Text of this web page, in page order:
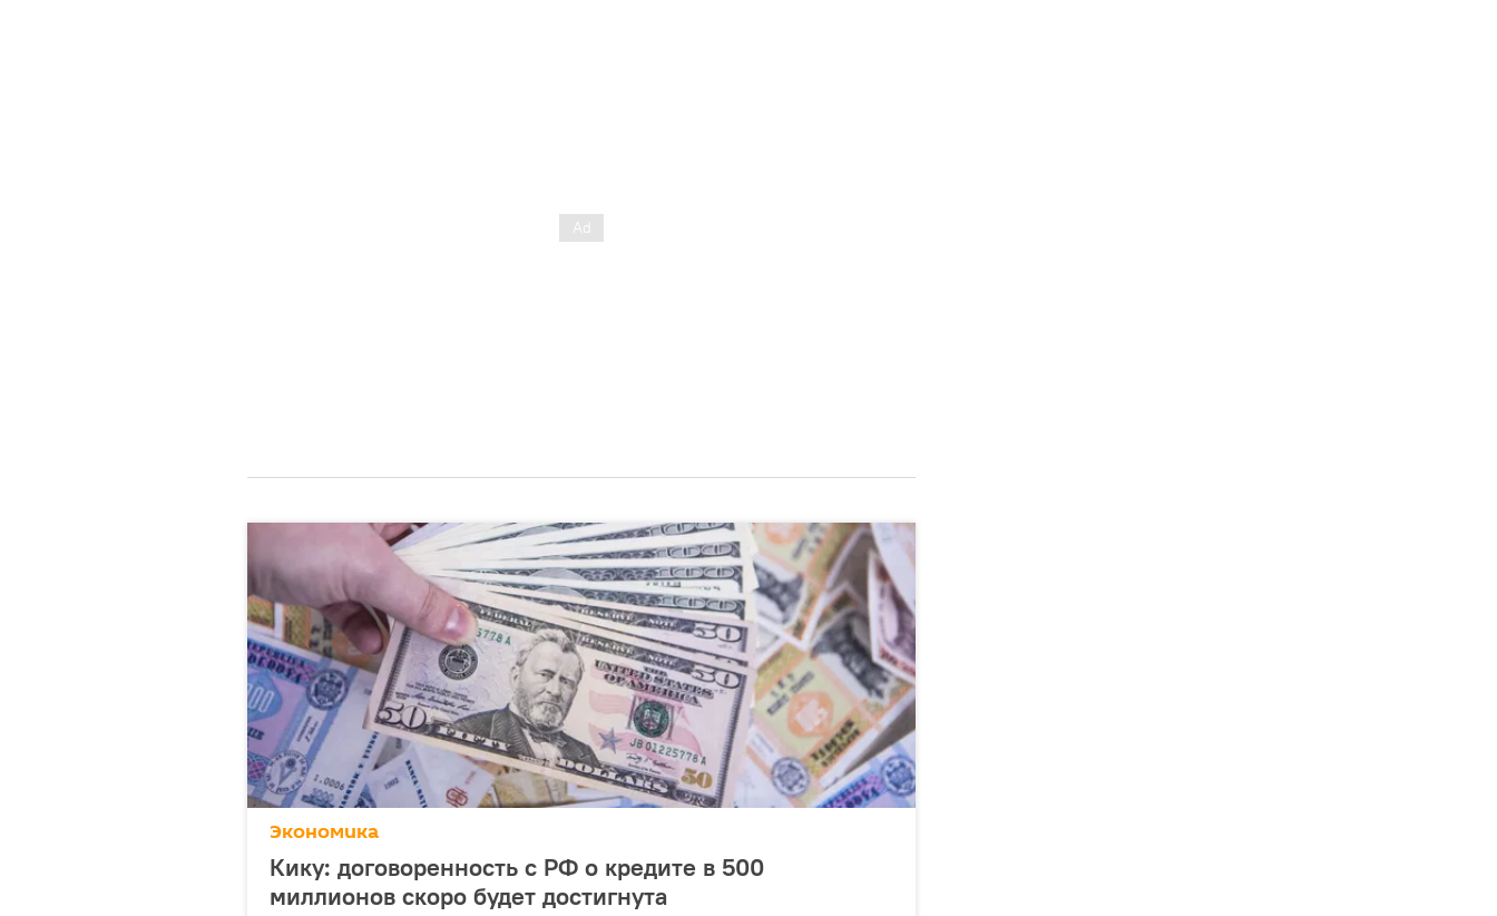
Экономика
Кику: договоренность с РФ о кредите в 500
миллионов скоро будет достигнута